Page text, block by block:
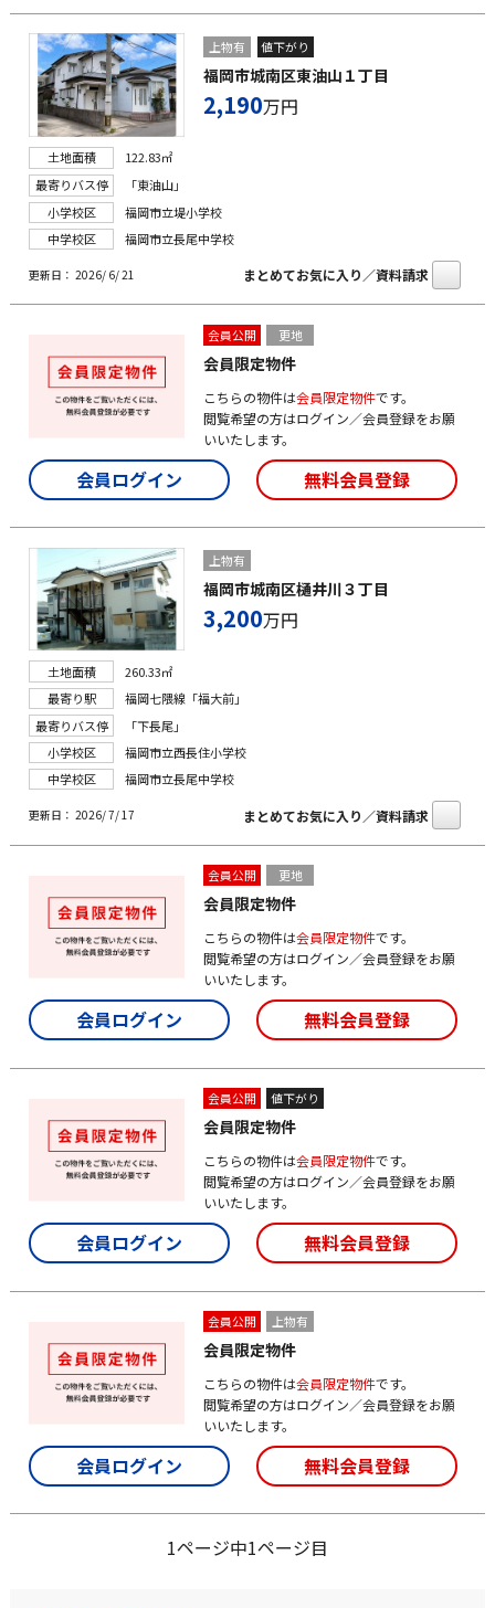
上物有 値下がり
福岡市城南区東油山１丁目
2,190万円
土地面積
122.83㎡
最寄りバス停
「東油山」
小学校区
福岡市立堤小学校
中学校区
福岡市立長尾中学校
更新日： 2026/ 6/ 21 まとめてお気に入り／資料請求
会員公開 更地
会員限定物件
こちらの物件は会員限定物件です。
閲覧希望の方はログイン／会員登録をお願
いいたします。
会員ログイン 無料会員登録
上物有
福岡市城南区樋井川３丁目
3,200万円
土地面積
260.33㎡
最寄り駅
福岡七隈線「福大前」
最寄りバス停
「下長尾」
小学校区
福岡市立西長住小学校
中学校区
福岡市立長尾中学校
更新日： 2026/ 7/ 17 まとめてお気に入り／資料請求
会員公開 更地
会員限定物件
こちらの物件は会員限定物件です。
閲覧希望の方はログイン／会員登録をお願
いいたします。
会員ログイン 無料会員登録
会員公開 値下がり
会員限定物件
こちらの物件は会員限定物件です。
閲覧希望の方はログイン／会員登録をお願
いいたします。
会員ログイン 無料会員登録
会員公開 上物有
会員限定物件
こちらの物件は会員限定物件です。
閲覧希望の方はログイン／会員登録をお願
いいたします。
会員ログイン 無料会員登録
1ページ中1ページ目